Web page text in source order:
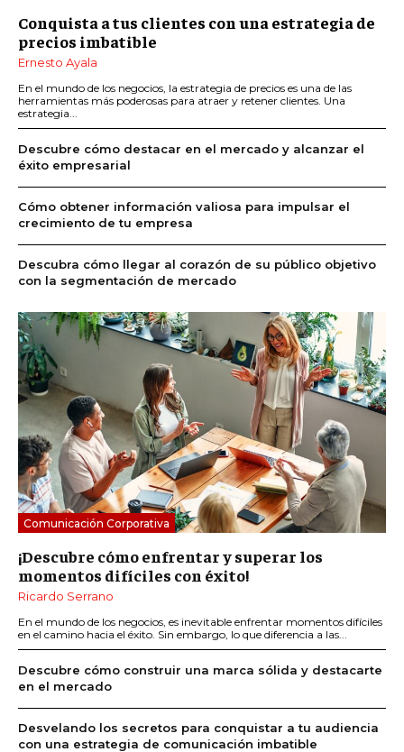
Conquista a tus clientes con una estrategia de
precios imbatible
Ernesto Ayala
En el mundo de los negocios, la estrategia de precios es una de las
herramientas más poderosas para atraer y retener clientes. Una
estrategia...
Descubre cómo destacar en el mercado y alcanzar el
éxito empresarial
Cómo obtener información valiosa para impulsar el
crecimiento de tu empresa
Descubra cómo llegar al corazón de su público objetivo
con la segmentación de mercado
Comunicación Corporativa
¡Descubre cómo enfrentar y superar los
momentos difíciles con éxito!
Ricardo Serrano
En el mundo de los negocios, es inevitable enfrentar momentos difíciles
en el camino hacia el éxito. Sin embargo, lo que diferencia a las...
Descubre cómo construir una marca sólida y destacarte
en el mercado
Desvelando los secretos para conquistar a tu audiencia
con una estrategia de comunicación imbatible